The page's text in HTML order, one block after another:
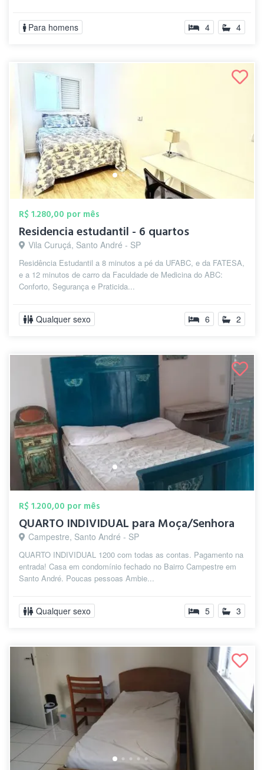
Para homens 4 4
R$ 1.280,00 por mês
Residencia estudantil - 6 quartos
Vila Curuçá, Santo André - SP
Residência Estudantil a 8 minutos a pé da UFABC, e da FATESA,
e a 12 minutos de carro da Faculdade de Medicina do ABC:
Conforto, Segurança e Praticida...
Qualquer sexo 6 2
R$ 1.200,00 por mês
QUARTO INDIVIDUAL para Moça/Senhora
Campestre, Santo André - SP
QUARTO INDIVIDUAL 1200 com todas as contas. Pagamento na
entrada! Casa em condomínio fechado no Bairro Campestre em
Santo André. Poucas pessoas Ambie...
Qualquer sexo 5 3